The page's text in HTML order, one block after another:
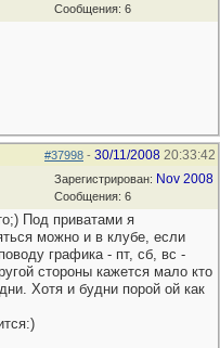
Сообщения: 6
#37998 - 30/11/2008 20:33:42
Зарегистрирован: Nov 2008
Сообщения: 6
Под приватами я
можно и в клубе, если
графика - пт, сб, вс -
стороны кажется мало кто
Хотя и будни порой ой как